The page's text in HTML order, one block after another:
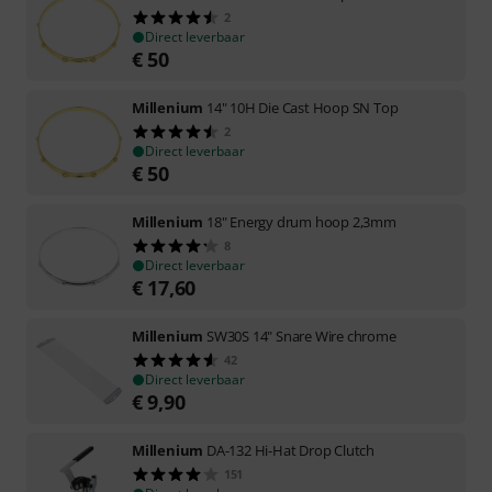
2
Direct leverbaar
€ 50
Millenium 14" 10H Die Cast Hoop SN Top
2
Direct leverbaar
€ 50
Millenium 18" Energy drum hoop 2,3mm
8
Direct leverbaar
€ 17,60
Millenium SW30S 14" Snare Wire chrome
42
Direct leverbaar
€9,90
Millenium DA-132 Hi-Hat Drop Clutch
151